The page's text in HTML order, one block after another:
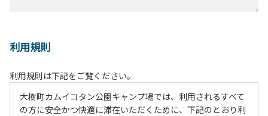
利用規則
利用規則は下記をご覧ください。
大樹町カムイコタン公園キャンプ場では、利用されるすべて
の方に安全かつ快適に滞在いただくために、下記のとおり利